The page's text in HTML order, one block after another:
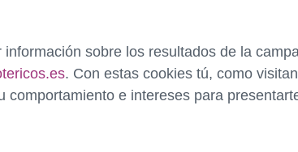
sobre los resultados de la
. Con estas cookies tú, como
e intereses para